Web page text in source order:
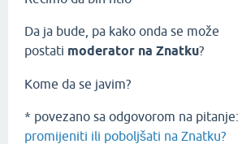
Da ja bude, pa kako onda se može
postati moderator na Znatku?
Kome da se javim?
* povezano sa odgovorom na pitanje:
promijeniti ili poboljšati na Znatku?